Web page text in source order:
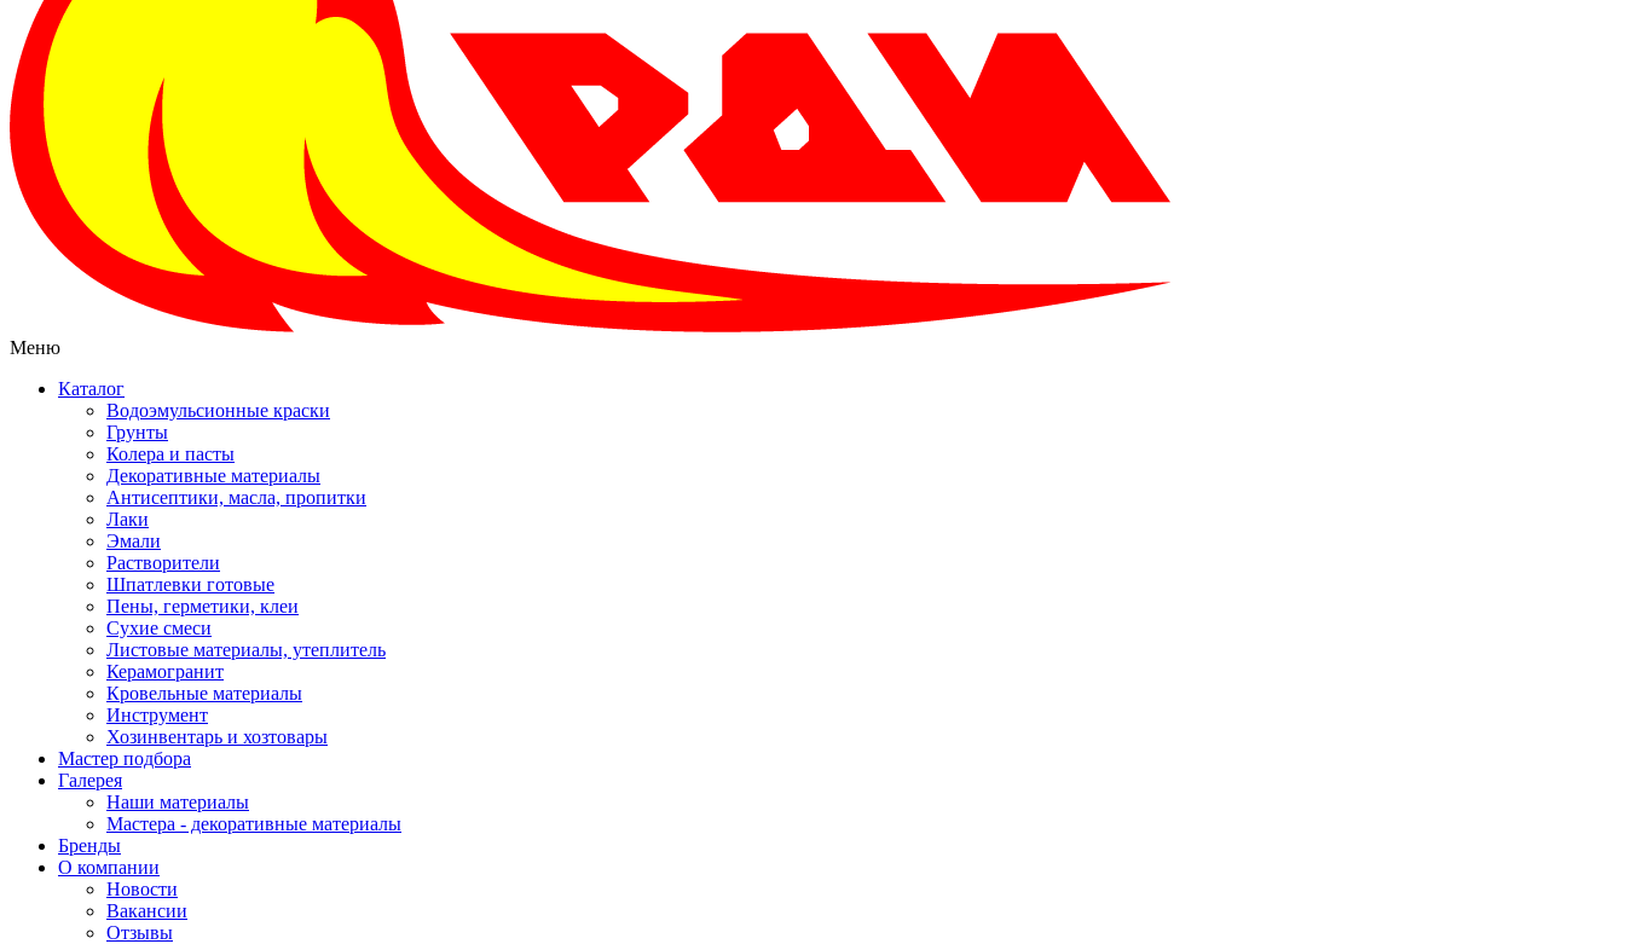
Меню
Каталог
Водоэмульсионные краски
Грунты
Колера и пасты
Декоративные материалы
Антисептики, масла, пропитки
Лаки
Эмали
Растворители
Шпатлевки готовые
Пены, герметики, клеи
Сухие смеси
Листовые материалы, утеплитель
Керамогранит
Кровельные материалы
Инструмент
Хозинвентарь и хозтовары
Мастер подбора
Галерея
Наши материалы
Мастера - декоративные материалы
Бренды
О компании
Новости
Вакансии
Отзывы